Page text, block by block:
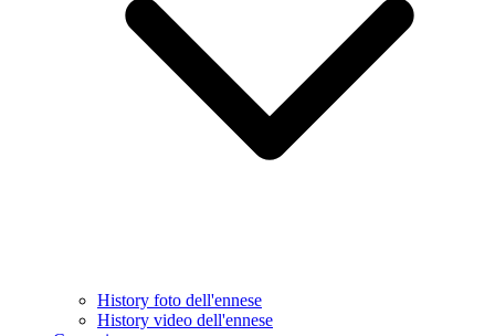
History foto dell'ennese
History video dell'ennese